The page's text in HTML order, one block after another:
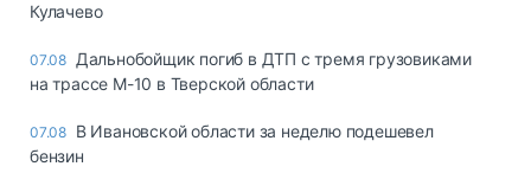
Кулачево
07.08 Дальнобойщик погиб в ДТП с тремя грузовиками
на трассе М-10 в Тверской области
07.08 В Ивановской области за неделю подешевел
бензин